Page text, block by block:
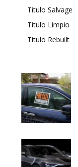
Titulo Salvage
Titulo Limpio
Titulo Rebuilt